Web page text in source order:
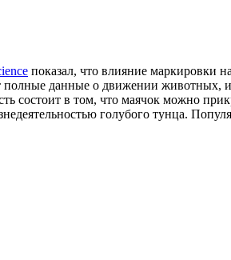
показал, что влияние маркировки
данные о движении животных,
состоит в том, что маячок можно
голубого тунца.